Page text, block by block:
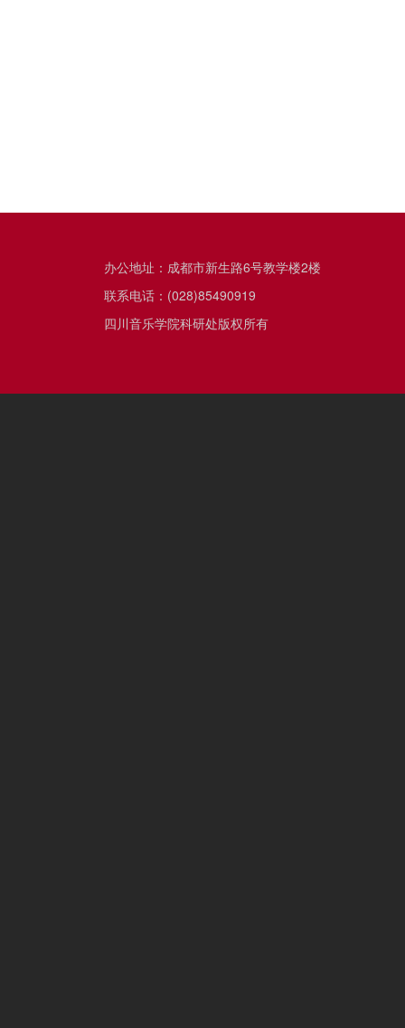
办公地址：成都市新生路6号教学楼2楼
联系电话：(028)85490919
四川音乐学院科研处版权所有